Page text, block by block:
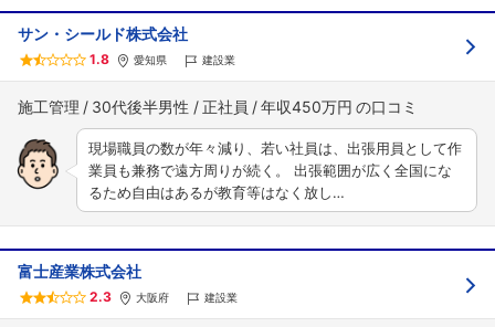
サン・シールド株式会社
1.8 愛知県 建設業
施工管理 30代後半男性 正社員 年収450万円
現場職員の数が年々減り、若い社員は、出張用員として作
業員も兼務で遠方周りが続く。 出張範囲が広く全国にな
るため自由はあるが教育等はなく放し…
富士産業株式会社
2.3 大阪府 建設業